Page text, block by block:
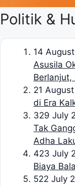
Politik &
14
Asusila
Berlanjut,
21
di Era
329 July
Tak
Adha
423 July
Biaya
522 July